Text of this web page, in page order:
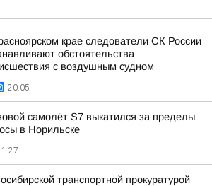
крае следователи СК России
обстоятельства
с воздушным судном
20:05
самолёт S7 выкатился за пределы
в Норильске
транспортной прокуратурой